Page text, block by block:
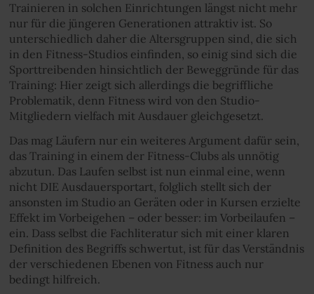
Trainieren in solchen Einrichtungen längst nicht mehr
nur für die jüngeren Generationen attraktiv ist. So
unterschiedlich daher die Altersgruppen sind, die sich
in den Fitness-Studios einfinden, so einig sind sich die
Sporttreibenden hinsichtlich der Beweggründe für das
Training: Hier zeigt sich allerdings die begriffliche
Problematik, denn Fitness wird von den Studio-
Mitgliedern vielfach mit Ausdauer gleichgesetzt.
Das mag Läufern nur ein weiteres Argument dafür sein,
das Training in einem der Fitness-Clubs als unnötig
abzutun. Das Laufen selbst ist nun einmal eine, wenn
nicht DIE Ausdauersportart, folglich stellt sich der
ansonsten im Studio an Geräten oder in Kursen erzielte
Effekt im Vorbeigehen – oder besser: im Vorbeilaufen –
ein. Dass selbst die Fachliteratur sich mit einer klaren
Definition des Begriffs schwertut, ist für das Verständnis
der verschiedenen Ebenen von Fitness auch nur
bedingt hilfreich.